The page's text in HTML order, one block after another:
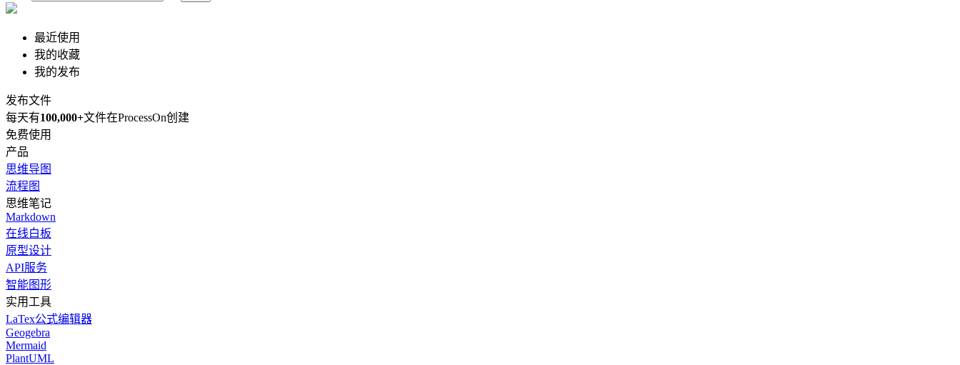
最近使用
我的收藏
我的发布
发布文件
每天有100,000+文件在ProcessOn创建
免费使用
产品
思维导图
流程图
思维笔记
Markdown
在线白板
原型设计
API服务
智能图形
实用工具
LaTex公式编辑器
Geogebra
Mermaid
PlantUML